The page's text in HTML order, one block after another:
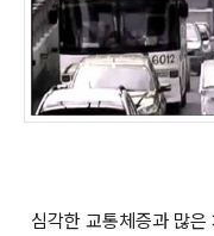
심각한 교통체증과 많은